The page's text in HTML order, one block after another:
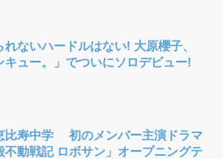
れないハードルはない! 大原櫻子、
キュー。」でついにソロデビュー!
比寿中学 初のメンバー主演ドラマ
不動戦記 ロボサン」オープニングテ